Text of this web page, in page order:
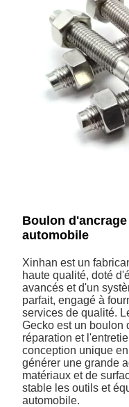
Boulon
automobile
Xinhan est un
haute qualité, doté
avancés et d'un
parfait, engagé à
services de qualité.
Gecko est un boulon
réparation et
conception unique
générer une grande
matériaux et de
stable les outils et
automobile.